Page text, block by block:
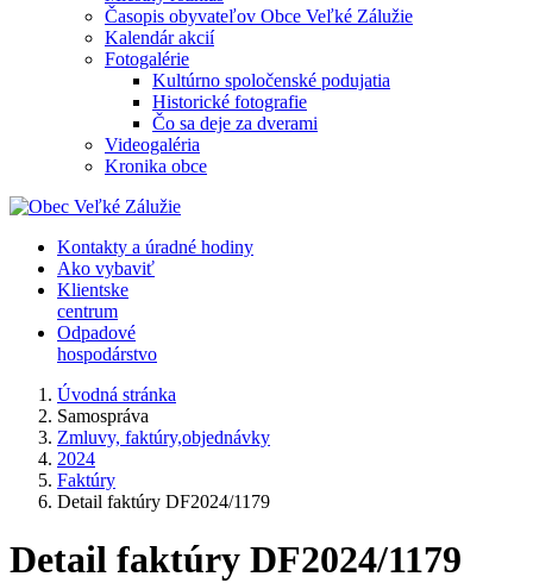
Časopis obyvateľov Obce Veľké Zálužie
Kalendár akcií
Fotogalérie
Kultúrno spoločenské podujatia
Historické fotografie
Čo sa deje za dverami
Videogaléria
Kronika obce
Kontakty a úradné hodiny
Ako vybaviť
Klientske
centrum
Odpadové
hospodárstvo
Úvodná stránka
Samospráva
Zmluvy, faktúry,objednávky
2024
Faktúry
Detail faktúry DF2024/1179
Detail faktúry DF2024/1179